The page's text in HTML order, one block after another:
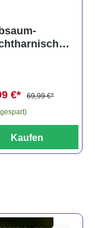
5 Sternen
€*
69,99 €*
Kaufen